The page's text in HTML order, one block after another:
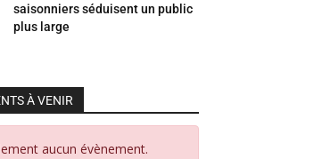
saisonniers séduisent un public
plus large
À VENIR
aucun évènement.